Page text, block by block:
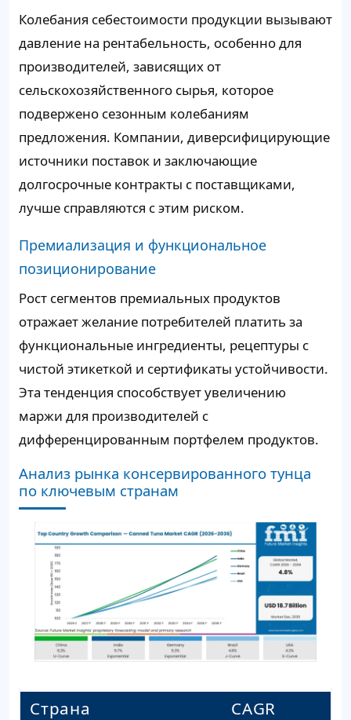
Колебания себестоимости продукции вызывают
давление на рентабельность, особенно для
производителей, зависящих от
сельскохозяйственного сырья, которое
подвержено сезонным колебаниям
предложения. Компании, диверсифицирующие
источники поставок и заключающие
долгосрочные контракты с поставщиками,
лучше справляются с этим риском.
Премиализация и функциональное
позиционирование
Рост сегментов премиальных продуктов
отражает желание потребителей платить за
функциональные ингредиенты, рецептуры с
чистой этикеткой и сертификаты устойчивости.
Эта тенденция способствует увеличению
маржи для производителей с
дифференцированным портфелем продуктов.
Анализ рынка консервированного тунца
по ключевым странам
Страна CAGR